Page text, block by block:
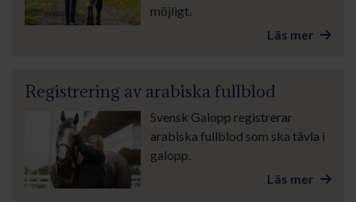
möjligt.
Läs mer
Registrering av arabiska fullblod
Svensk Galopp registrerar
arabiska fullblod som ska tävla i
galopp.
Läs mer